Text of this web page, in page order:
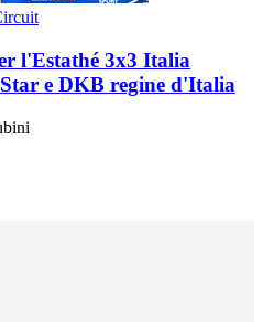
l'Estathé 3x3 Italia
e DKB regine d'Italia